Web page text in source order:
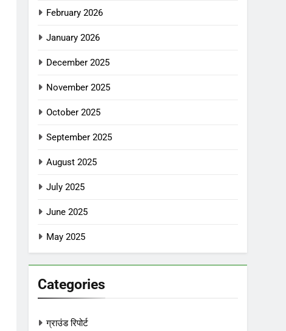
February 2026
January 2026
December 2025
November 2025
October 2025
September 2025
August 2025
July 2025
June 2025
May 2025
Categories
ग्राउंड रिपोर्ट